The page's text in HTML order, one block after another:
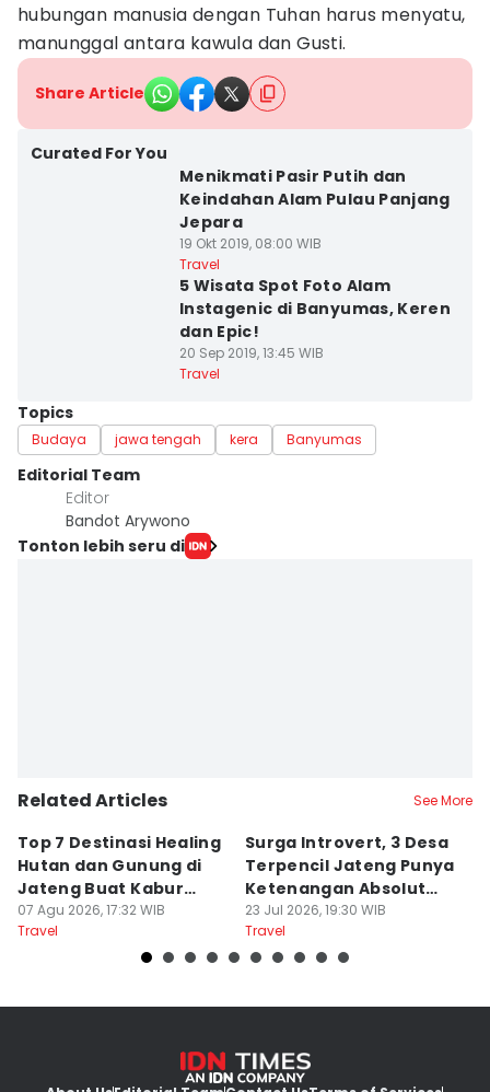
hubungan manusia dengan Tuhan harus menyatu,
manunggal antara kawula dan Gusti.
Share Article
Curated For You
Menikmati Pasir Putih dan
Keindahan Alam Pulau Panjang
Jepara
19 Okt 2019, 08:00 WIB
Travel
5 Wisata Spot Foto Alam
Instagenic di Banyumas, Keren
dan Epic!
20 Sep 2019, 13:45 WIB
Travel
Topics
Budaya jawa tengah kera Banyumas
Editorial Team
Editor
Bandot Arywono
Tonton lebih seru di
Related Articles See More
Top 7 Destinasi Healing
Hutan dan Gunung di
Jateng Buat Kabur
Sejenak, Under Rp200
Ribu
07 Agu 2026, 17:32 WIB
Travel
Surga Introvert, 3 Desa
Terpencil Jateng Punya
Ketenangan Absolut
Untuk Disconect
23 Jul 2026, 19:30 WIB
Travel